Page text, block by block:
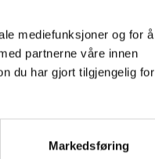
mediefunksjoner og for å
partnerne våre innen
du har gjort tilgjengelig for
Markedsføring